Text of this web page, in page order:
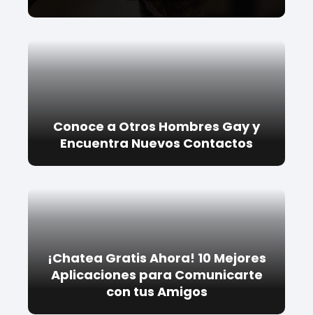
Conoce a Otros Hombres Gay y
Encuentra Nuevos Contactos
¡Chatea Gratis Ahora! 10 Mejores
Aplicaciones para Comunicarte
con tus Amigos